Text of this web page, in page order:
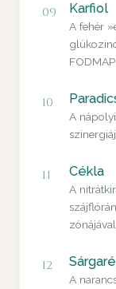
09 Karfiol
A fehér
10
A
11 Cékla
A
zónájával.
12
A